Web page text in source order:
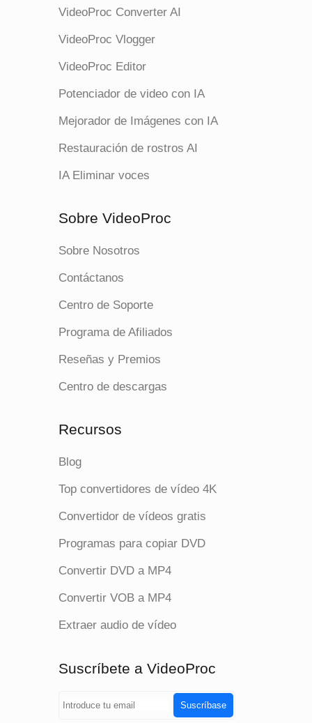
VideoProc Converter AI
VideoProc Vlogger
VideoProc Editor
Potenciador de video con IA
Mejorador de Imágenes con IA
Restauración de rostros AI
IA Eliminar voces
Sobre VideoProc
Sobre Nosotros
Contáctanos
Centro de Soporte
Programa de Afiliados
Reseñas y Premios
Centro de descargas
Recursos
Blog
Top convertidores de vídeo 4K
Convertidor de vídeos gratis
Programas para copiar DVD
Convertir DVD a MP4
Convertir VOB a MP4
Extraer audio de vídeo
Suscríbete a VideoProc
Suscríbase